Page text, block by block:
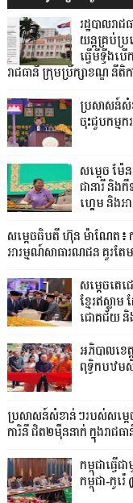
រដ្ឋបាលរ
យន្តគ្រប់ប្
ធ្វើមីទ្ទីងប
រាជធានី ក្រុមប្រឹក្សាខណ្ឌ នី
ប្រសាសន៍សំ
ចុះជួបកម្មក
សម្តេច ម៉
ជានារី និង
ហ្គេម និងអា
សម្តេចធិបតី ហ៊ុន ម៉ាណែត៖ ក
អារម្មណ៍សាធារណជន គួរតែម
សម្ដេចតេ
ខ្មែរឥស្ល
ជោគជ័យ និង
អភិបាលខេ
ពុទ្ធិកបឋម
ប្រសាសន៍សំខាន់ៗរបស់សម្តេ
ការិនី ជិត២ម៉ឺននាក់ ក្នុងរាជធ
កម្ពុជាធ្វើ
កម្ពុជា-កូរ៉េ